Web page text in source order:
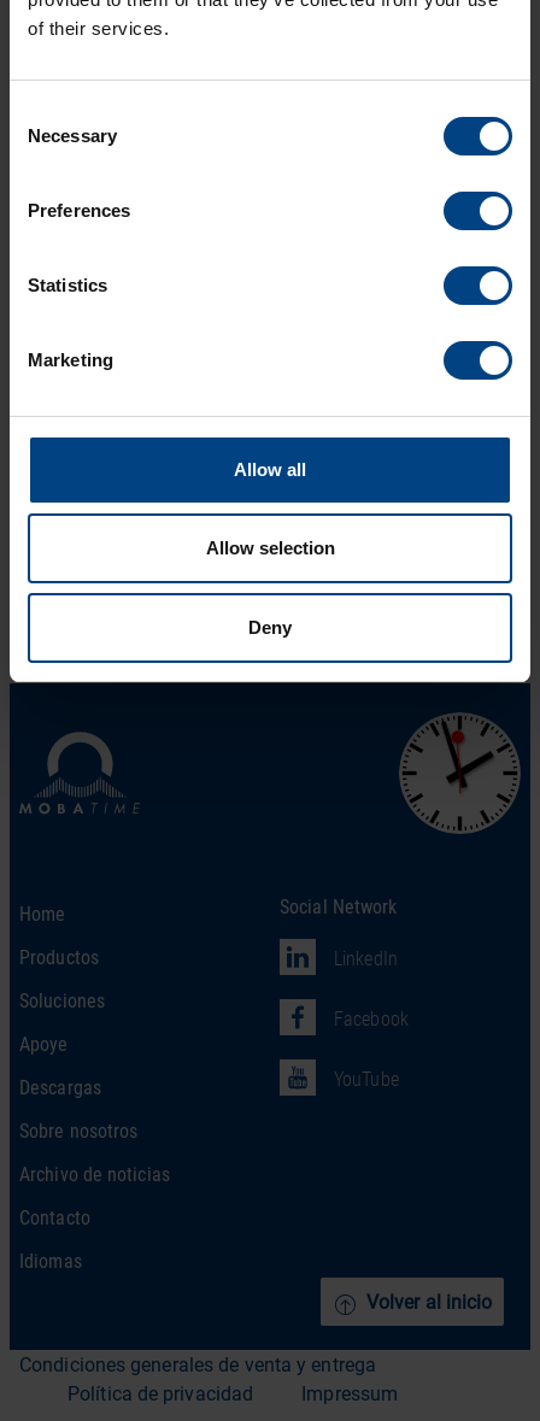
of their services.
Selection
Necessary
Preferences
Statistics
Marketing
Allow all
Allow selection
Deny
ATBU / ITBU 190
IRIG / AFNOR
Volver al inicio
Home
Productos
Soluciones
Apoye
Descargas
Sobre nosotros
Archivo de noticias
Contacto
Idiomas
Social Network
LinkedIn
Facebook
YouTube
Condiciones generales de venta y entrega
Política de privacidad
Impressum